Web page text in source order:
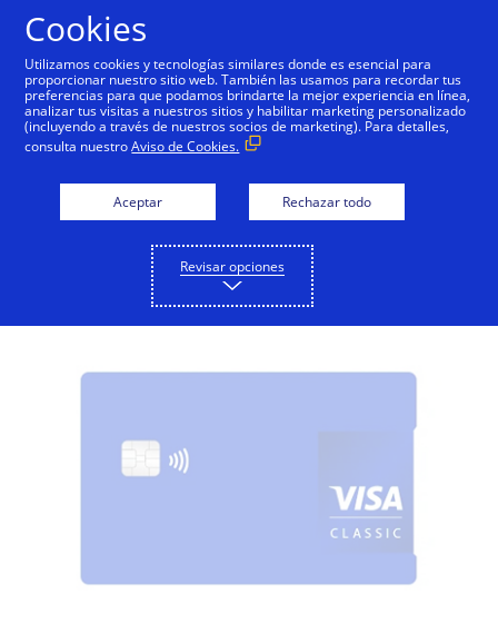
Visa Crédito Visa Débito Visa Prepaga
Tarjetas Visa Crédito en
Honduras
Conoce todas las tarjetas de crédito Visa
disponibles para tí.
Cookies
Utilizamos cookies y tecnologías similares donde es esencial para
proporcionar nuestro sitio web. También las usamos para recordar tus
preferencias para que podamos brindarte la mejor experiencia en línea,
analizar tus visitas a nuestros sitios y habilitar marketing personalizado
(incluyendo a través de nuestros socios de marketing). Para detalles,
consulta nuestroAviso de Cookies.
Aceptar Rechazar todo
Revisar opciones